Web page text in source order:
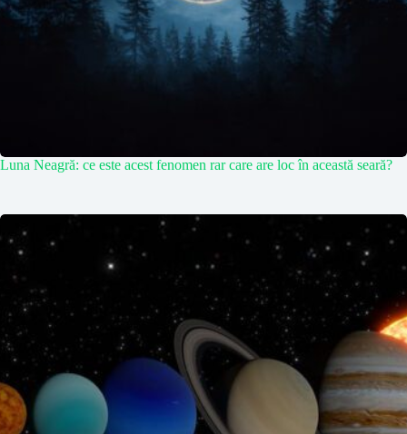
Luna Neagră: ce este acest fenomen rar care are loc în această seară?